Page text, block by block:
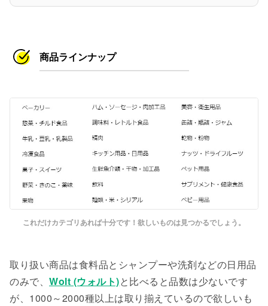
商品ラインナップ
これだけカテゴリあれば十分です！欲しいものは見つかるでしょう。
取り扱い商品は食料品とシャンプーや洗剤などの日用品
のみで、 Wolt (ウォルト)と比べると品数は少ないです
が、1000～2000種以上は取り揃えているので欲しいも